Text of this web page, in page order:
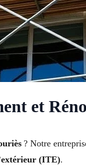
et
? Notre
(ITE).